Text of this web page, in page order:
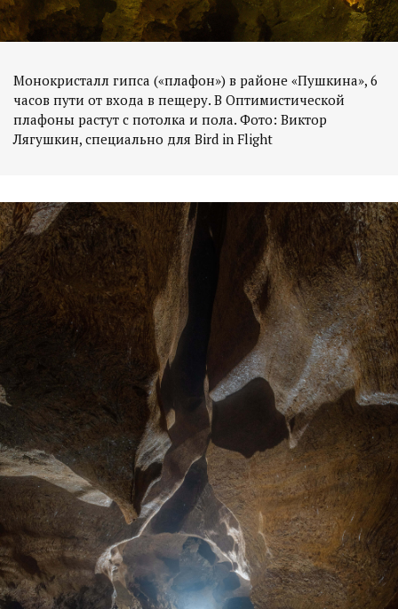
Монокристалл гипса («плафон») в районе «Пушкина», 6
часов пути от входа в пещеру. В Оптимистической
плафоны растут с потолка и пола. Фото: Виктор